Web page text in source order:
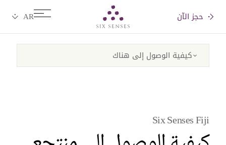
حجز الآن
Six Senses Fiji